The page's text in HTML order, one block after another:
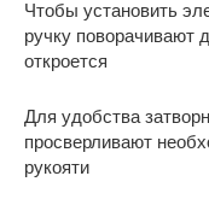
Чтобы установить
ручку поворачивают
откроется
Для удобства
просверливают
рукояти